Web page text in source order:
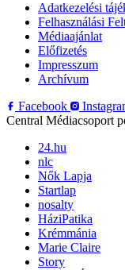
Adatkezelési
Felhasználási
Médiaajánlat
Előfizetés
Impresszum
Archívum
Facebook
Central Médiacsoport
24.hu
nlc
Nők Lapja
Startlap
nosalty
HáziPatika
Krémmánia
Marie Claire
Story